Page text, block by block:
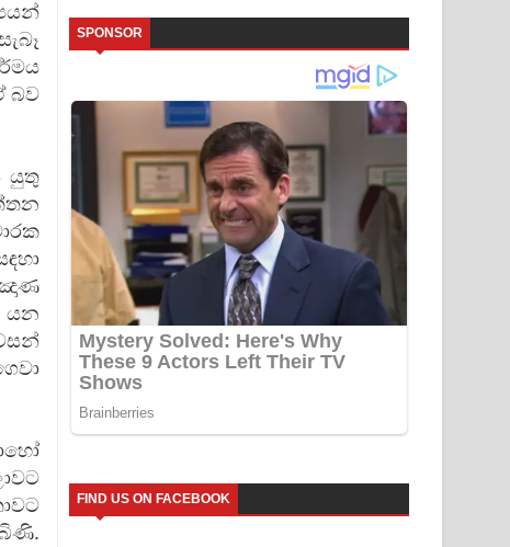
බව
යුතු
යන
SPONSOR
FIND US ON FACEBOOK